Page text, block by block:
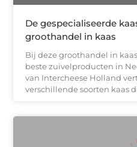
De gespecialiseerde
groothandel in kaas
Bij deze groothandel in
beste zuivelproducten in
van Intercheese Holland
verschillende soorten kaas